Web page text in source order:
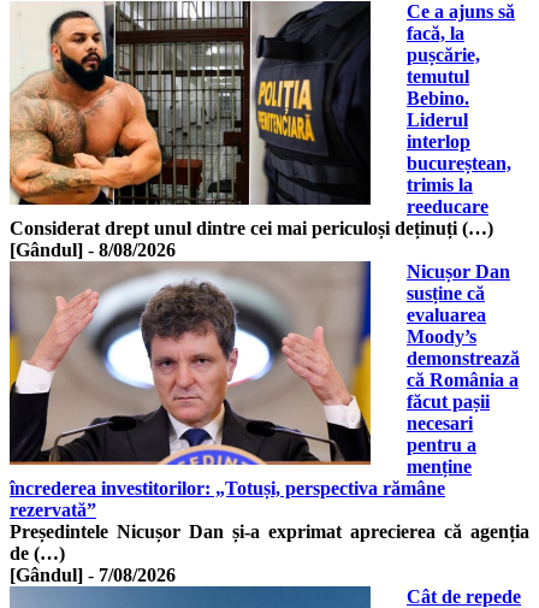
Ce a ajuns să
facă, la
pușcărie,
temutul
Bebino.
Liderul
interlop
bucureștean,
trimis la
reeducare
Considerat drept unul dintre cei mai periculoși deținuți (…)
[Gândul] - 8/08/2026
Nicușor Dan
susține că
evaluarea
Moody’s
demonstrează
că România a
făcut pașii
necesari
pentru a
menține
încrederea investitorilor: „Totuși, perspectiva rămâne
rezervată”
Președintele Nicușor Dan și-a exprimat aprecierea că agenția
de (…)
[Gândul] - 7/08/2026
Cât de repede